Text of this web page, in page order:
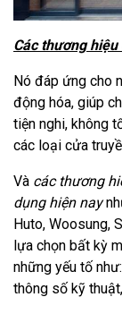
Các thương
Nó đáp ứng cho
động hóa, giúp
tiện nghi, không
các loại cửa
Và các thương
dụng hiện nay
Huto, Woosung,
lựa chọn bất kỳ
những yếu tố
thông số kỹ